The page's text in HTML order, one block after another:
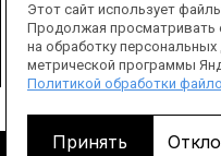
Этот сайт использует
Продолжая просматривать
на обработку
метрической программы
Политикой обработки
Принять